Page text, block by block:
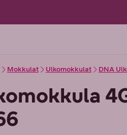
Mokkulat Ulkomokkulat DNA